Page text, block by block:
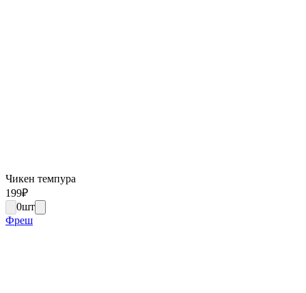
Чикен темпура
199₽
0шт
Фреш